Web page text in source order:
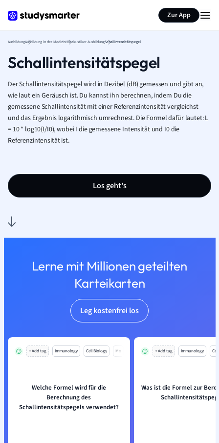
Zur App
AusbildungAusbildung in der MedizinHörakustiker AusbildungSchallintensitätspegel
Schallintensitätspegel
Der Schallintensitätspegel wird in Dezibel (dB) gemessen und gibt an,
wie laut ein Geräusch ist. Du kannst ihn berechnen, indem Du die
gemessene Schallintensität mit einer Referenzintensität vergleichst
und das Ergebnis logarithmisch umrechnest. Die Formel dafür lautet: L
= 10 * log10(I/I0), wobei I die gemessene Intensität und I0 die
Referenzintensität ist.
Los geht’s
Lerne mit Millionen geteilten
Karteikarten
Leg kostenfrei los
+ Add tag Immunology Cell Biology Mo
Welche Formel wird für die
Berechnung des
Schallintensitätspegels verwendet?
+ Add tag Immunology
Was ist die Formel zur